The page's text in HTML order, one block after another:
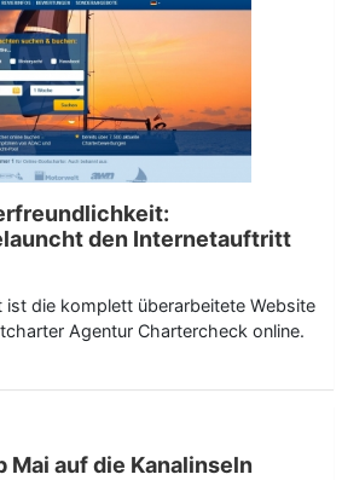
den Internetauftritt
ist die komplett überarbeitete Website
Agentur Chartercheck online.
Mai auf die Kanalinseln